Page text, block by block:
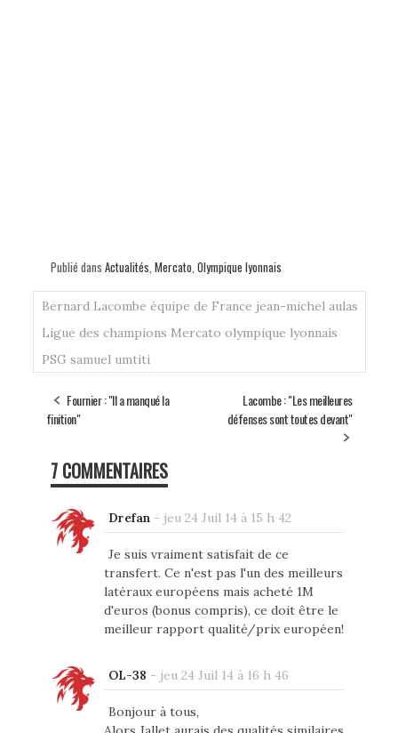
Publié dans Actualités, Mercato, Olympique lyonnais
Bernard Lacombe équipe de France jean-michel aulas
Ligue des champions Mercato olympique lyonnais
PSG samuel umtiti
Fournier : "Il a manqué la
finition"
Lacombe : "Les meilleures
défenses sont toutes devant"
7 COMMENTAIRES
Drefan- jeu 24 Juil 14 à 15 h 42
Je suis vraiment satisfait de ce
transfert. Ce n'est pas l'un des meilleurs
latéraux européens mais acheté 1M
d'euros (bonus compris), ce doit être le
meilleur rapport qualité/prix européen!
OL-38 - jeu 24 Juil 14 à 16 h 46
Bonjour à tous,